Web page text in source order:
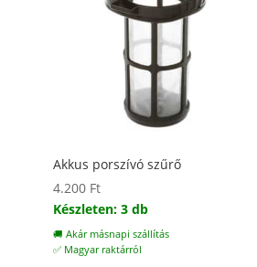
Akkus porszívó szűrő
4.200 Ft
Készleten: 3 db
🚚 Akár másnapi szállítás
✅ Magyar raktárról